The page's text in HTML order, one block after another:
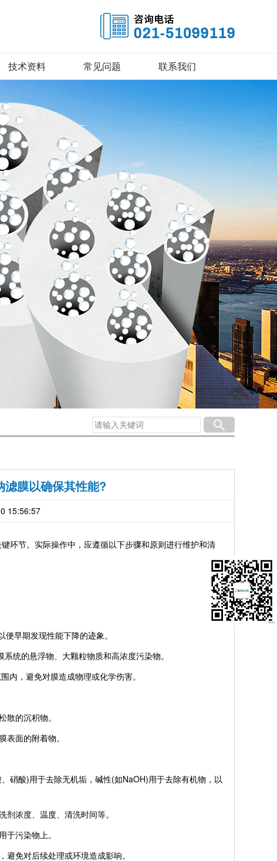
技术资料 常见问题 联系我们
膜以确保其性能?
15:56:57
环节。实际操作中，应遵循以下步骤和原则进行维护和清
早期发现性能下降的迹象。
统的悬浮物、大颗粒物质和高浓度污染物。
，避免对膜造成物理或化学伤害。
的沉积物。
面的附着物。
酸)用于去除无机垢，碱性(如NaOH)用于去除有机物，以
浓度、温度、清洗时间等。
污染物上。
免对后续处理或环境造成影响。